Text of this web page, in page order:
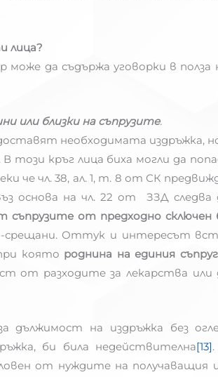
лица?
може да съдържа уговорки в
или близки на съпрузите.
необходимата издръжка,
В този кръг лица биха могли да
че чл. 38, ал. 1, т. 8 от СК
основа на чл. 22 от ЗЗД следва
съпрузите от предходно сключен
срещани. Оттук и интересът
която роднина на единия
от разходите за лекарства или
дължимост на издръжка без
би била недействителна[13]
от нуждите на получаващия